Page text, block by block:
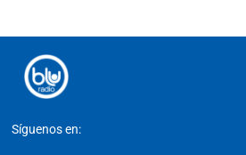
Síguenos en: